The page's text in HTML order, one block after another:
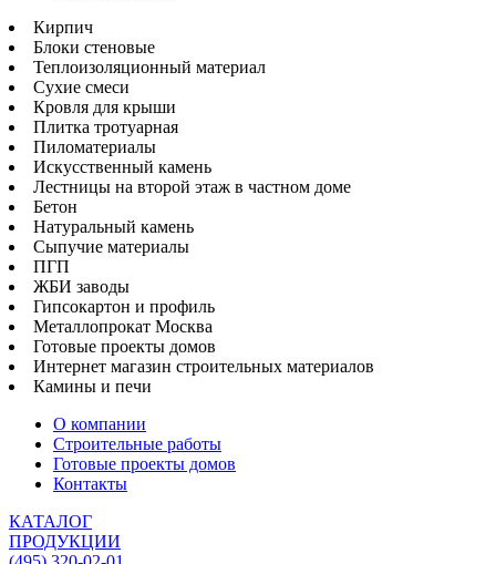
Кирпич
Блоки стеновые
Теплоизоляционный материал
Сухие смеси
Кровля для крыши
Плитка тротуарная
Пиломатериалы
Искусственный камень
Лестницы на второй этаж в частном доме
Бетон
Натуральный камень
Сыпучие материалы
ПГП
ЖБИ заводы
Гипсокартон и профиль
Металлопрокат Москва
Готовые проекты домов
Интернет магазин строительных материалов
Камины и печи
О компании
Строительные работы
Готовые проекты домов
Контакты
КАТАЛОГ
ПРОДУКЦИИ